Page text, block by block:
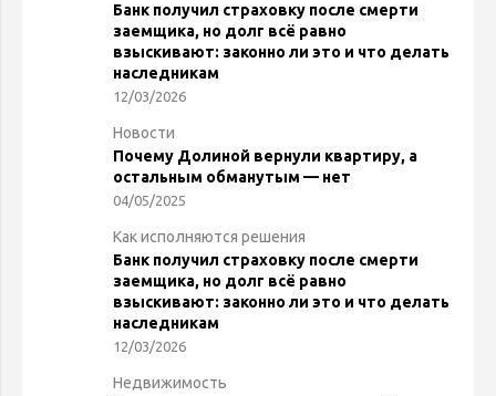
Банк получил страховку после смерти
заемщика, но долг всё равно
взыскивают: законно ли это и что делать
наследникам
12/03/2026
Новости
Почему Долиной вернули квартиру, а
остальным обманутым — нет
04/05/2025
Как исполняются решения
Банк получил страховку после смерти
заемщика, но долг всё равно
взыскивают: законно ли это и что делать
наследникам
12/03/2026
Недвижимость